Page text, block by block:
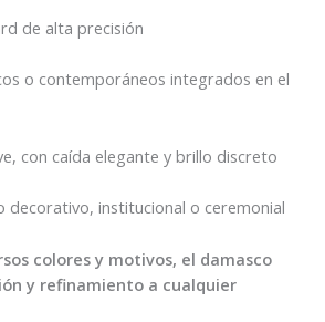
de alta precisión
o contemporáneos integrados en el
con caída elegante y brillo discreto
decorativo, institucional o ceremonial
colores y motivos, el damasco
y refinamiento a cualquier